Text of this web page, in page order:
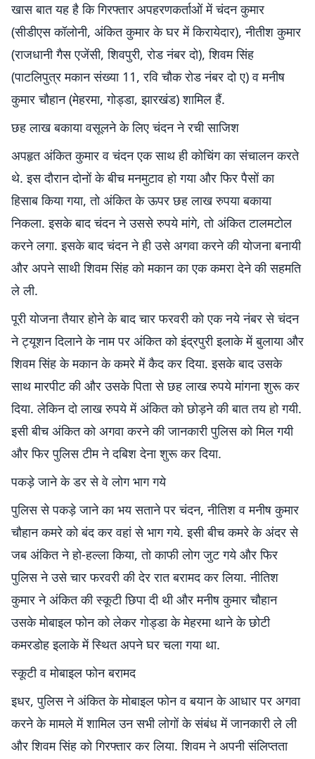
खास बात यह है कि गिरफ्तार अपहरणकर्ताओं में चंदन कुमार
(सीडीएस कॉलोनी, अंकित कुमार के घर में किरायेदार), नीतीश कुमार
(राजधानी गैस एजेंसी, शिवपुरी, रोड नंबर दो), शिवम सिंह
(पाटलिपुत्र मकान संख्या 11, रवि चौक रोड नंबर दो ए) व मनीष
कुमार चौहान (मेहरमा, गोड्डा, झारखंड) शामिल हैं.
छह लाख बकाया वसूलने के लिए चंदन ने रची साजिश
अपहृत अंकित कुमार व चंदन एक साथ ही कोचिंग का संचालन करते
थे. इस दौरान दोनों के बीच मनमुटाव हो गया और फिर पैसों का
हिसाब किया गया, तो अंकित के ऊपर छह लाख रुपया बकाया
निकला. इसके बाद चंदन ने उससे रुपये मांगे, तो अंकित टालमटोल
करने लगा. इसके बाद चंदन ने ही उसे अगवा करने की योजना बनायी
और अपने साथी शिवम सिंह को मकान का एक कमरा देने की सहमति
ले ली.
पूरी योजना तैयार होने के बाद चार फरवरी को एक नये नंबर से चंदन
ने ट्यूशन दिलाने के नाम पर अंकित को इंद्रपुरी इलाके में बुलाया और
शिवम सिंह के मकान के कमरे में कैद कर दिया. इसके बाद उसके
साथ मारपीट की और उसके पिता से छह लाख रुपये मांगना शुरू कर
दिया. लेकिन दो लाख रुपये में अंकित को छोड़ने की बात तय हो गयी.
इसी बीच अंकित को अगवा करने की जानकारी पुलिस को मिल गयी
और फिर पुलिस टीम ने दबिश देना शुरू कर दिया.
पकड़े जाने के डर से वे लोग भाग गये
पुलिस से पकड़े जाने का भय सताने पर चंदन, नीतिश व मनीष कुमार
चौहान कमरे को बंद कर वहां से भाग गये. इसी बीच कमरे के अंदर से
जब अंकित ने हो-हल्ला किया, तो काफी लोग जुट गये और फिर
पुलिस ने उसे चार फरवरी की देर रात बरामद कर लिया. नीतिश
कुमार ने अंकित की स्कूटी छिपा दी थी और मनीष कुमार चौहान
उसके मोबाइल फोन को लेकर गोड्डा के मेहरमा थाने के छोटी
कमरडोह इलाके में स्थित अपने घर चला गया था.
स्कूटी व मोबाइल फोन बरामद
इधर, पुलिस ने अंकित के मोबाइल फोन व बयान के आधार पर अगवा
करने के मामले में शामिल उन सभी लोगों के संबंध में जानकारी ले ली
और शिवम सिंह को गिरफ्तार कर लिया. शिवम ने अपनी संलिप्तता